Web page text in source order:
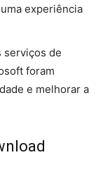
experiência
serviços de
foram
e melhorar a